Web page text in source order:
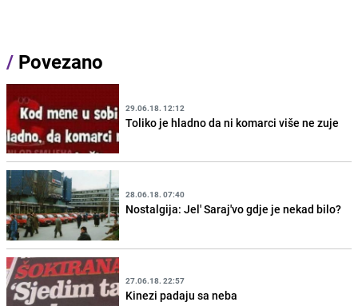
/ Povezano
29.06.18. 12:12
Toliko je hladno da ni komarci više ne zuje
28.06.18. 07:40
Nostalgija: Jel' Saraj'vo gdje je nekad bilo?
27.06.18. 22:57
Kinezi padaju sa neba